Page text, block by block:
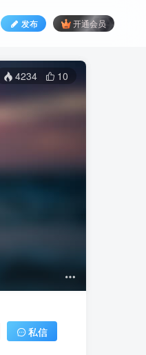
发布 开通会员
4234 10
私信